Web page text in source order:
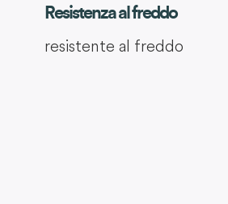
Resistenza al freddo
resistente al freddo